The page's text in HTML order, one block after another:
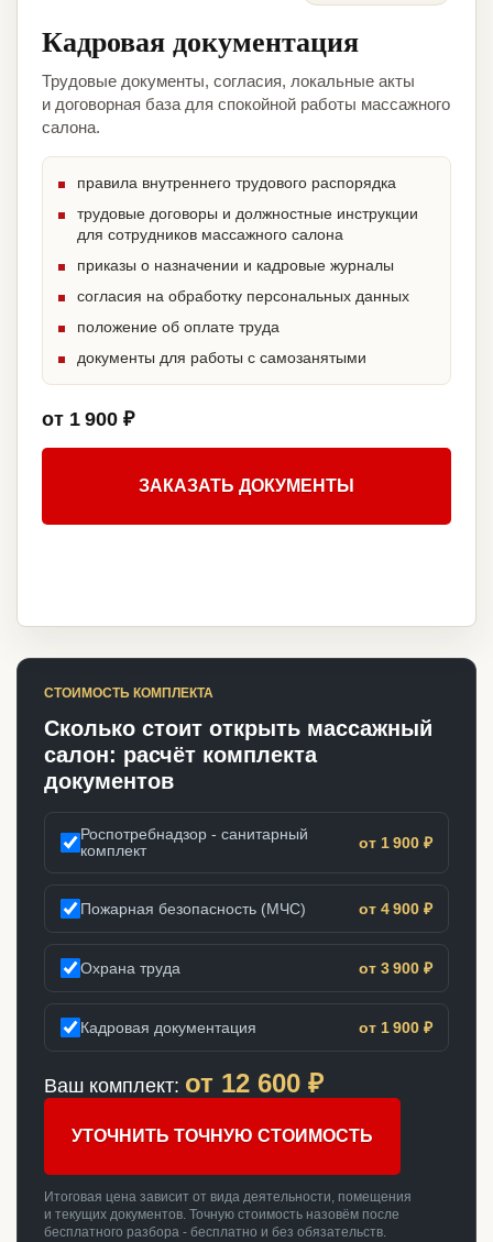
Кадровая документация
Трудовые документы, согласия, локальные акты
и договорная база для спокойной работы массажного
салона.
правила внутреннего трудового распорядка
трудовые договоры и должностные инструкции
для сотрудников массажного салона
приказы о назначении и кадровые журналы
согласия на обработку персональных данных
положение об оплате труда
документы для работы с самозанятыми
от 1 900 ₽
ЗАКАЗАТЬ ДОКУМЕНТЫ
СТОИМОСТЬ КОМПЛЕКТА
Сколько стоит открыть массажный
салон: расчёт комплекта
документов
Роспотребнадзор - санитарный
комплект
от 1 900 ₽
Пожарная безопасность (МЧС) от 4 900 ₽
Охрана труда от 3 900 ₽
Кадровая документация от 1 900 ₽
Ваш комплект: от 12 600 ₽
УТОЧНИТЬ ТОЧНУЮ СТОИМОСТЬ
Итоговая цена зависит от вида деятельности, помещения
и текущих документов. Точную стоимость назовём после
бесплатного разбора - бесплатно и без обязательств.